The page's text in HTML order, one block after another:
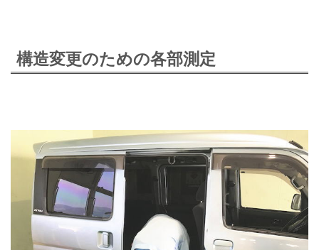
構造変更のための各部測定